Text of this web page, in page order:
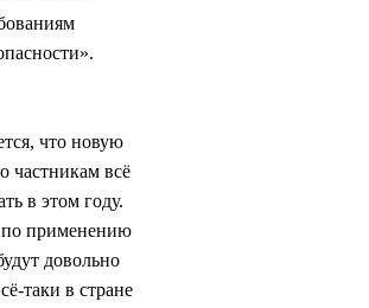
что новую
частникам всё
в этом году.
применению
довольно
таки в стране